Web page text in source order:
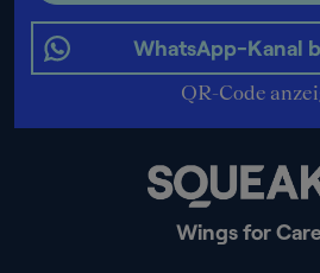
Wings for
WhatsApp-Kanal
QR-Code